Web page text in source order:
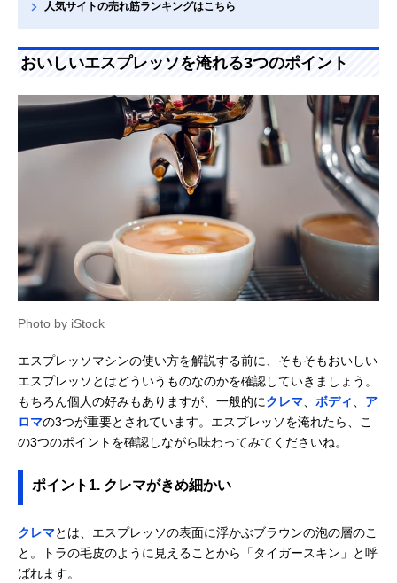
人気サイトの売れ筋ランキングはこちら
おいしいエスプレッソを淹れる3つのポイント
Photo by iStock
エスプレッソマシンの使い方を解説する前に、そもそもおいしい
エスプレッソとはどういうものなのかを確認していきましょう。
もちろん個人の好みもありますが、一般的にクレマ、 ボディ、 ア
ロマの3つが重要とされています。エスプレッソを淹れたら、こ
の3つのポイントを確認しながら味わってみてくださいね。
ポイント1. クレマがきめ細かい
クレマとは、エスプレッソの表面に浮かぶブラウンの泡の層のこ
と。トラの毛皮のように見えることから「タイガースキン」と呼
ばれます。